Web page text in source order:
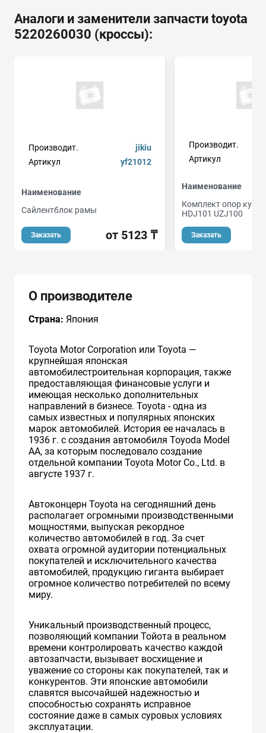
Аналоги и заменители запчасти toyota
5220260030 (кроссы):
Производит.
jikiu
Артикул
yf21012
Наименование
Сайлентблок рамы
Заказать от 5123 ₸
Производит.
Артикул
Наименование
Комплект опор
HDJ101 UZJ100
Заказать
О производителе
Страна: Япония
Toyota Motor Corporation или Toyota —
крупнейшая японская
автомобилестроительная корпорация, также
предоставляющая финансовые услуги и
имеющая несколько дополнительных
направлений в бизнесе. Toyota - одна из
самых известных и популярных японских
марок автомобилей. История ее началась в
1936 г. с создания автомобиля Toyoda Model
AA, за которым последовало создание
отдельной компании Toyota Motor Co., Ltd. в
августе 1937 г.
Автоконцерн Toyota на сегодняшний день
располагает огромными производственными
мощностями, выпуская рекордное
количество автомобилей в год. За счет
охвата огромной аудитории потенциальных
покупателей и исключительного качества
автомобилей, продукцию гиганта выбирает
огромное количество потребителей по всему
миру.
Уникальный производственный процесс,
позволяющий компании Тойота в реальном
времени контролировать качество каждой
автозапчасти, вызывает восхищение и
уважение со стороны как покупателей, так и
конкурентов. Эти японские автомобили
славятся высочайшей надежностью и
способностью сохранять исправное
состояние даже в самых суровых условиях
эксплуатации.